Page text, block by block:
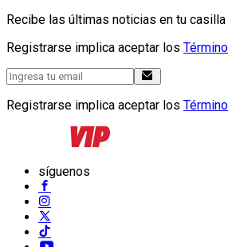
Recibe las últimas noticias en tu
Registrarse implica aceptar los
Registrarse implica aceptar los
síguenos